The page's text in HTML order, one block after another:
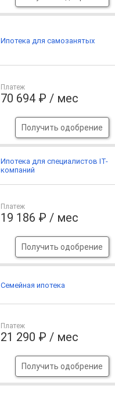
Платеж
70 694 ₽ / мес
Получить одобрение
Ипотека для самозанятых
Платеж
19 186 ₽ / мес
Получить одобрение
Ипотека для специалистов IT-
компаний
Платеж
21 290 ₽ / мес
Получить одобрение
Семейная ипотека